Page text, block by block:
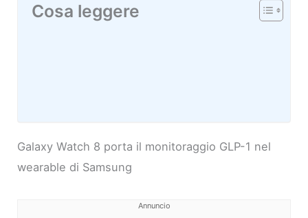
Cosa leggere
Galaxy Watch 8 porta il monitoraggio GLP-1 nel
wearable di Samsung
Annuncio